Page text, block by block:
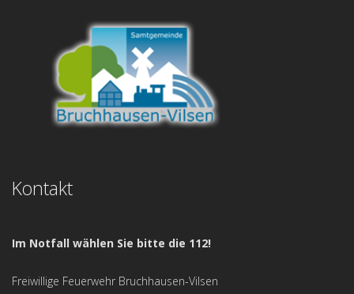
Kontakt
Im Notfall wählen Sie bitte die 112!
Freiwillige Feuerwehr Bruchhausen-Vilsen